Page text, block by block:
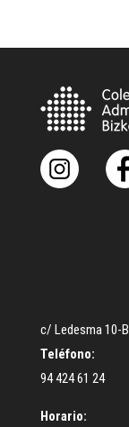
c/ Ledesma 10-
Teléfono:
94 424 61 24
Horario: